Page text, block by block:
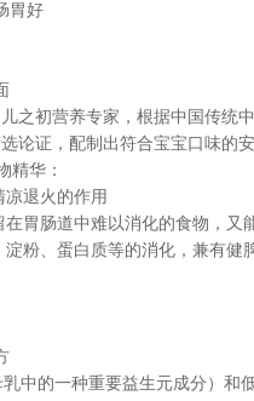
胃好
之初营养专家，根据中国传统
论证，配制出符合宝宝口味的
精华：
退火的作用
肠道中难以消化的食物，又
、蛋白质等的消化，兼有健
中的一种重要益生元成分）和